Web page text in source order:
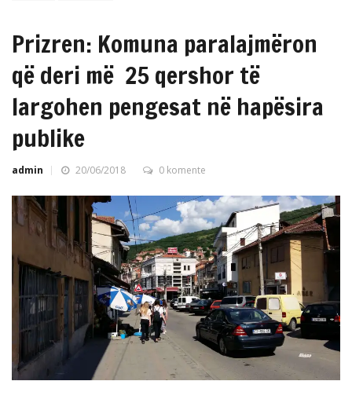
Prizren: Komuna paralajmëron
që deri më 25 qershor të
largohen pengesat në hapësira
publike
admin 20/06/2018 0 komente